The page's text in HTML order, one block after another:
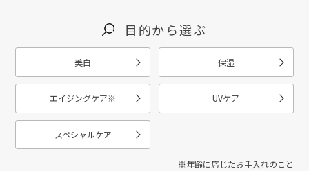
目的から選ぶ
美白 保湿
エイジングケア※ UVケア
スペシャルケア
※年齢に応じたお手入れのこと